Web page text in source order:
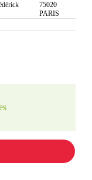
75020
PARIS